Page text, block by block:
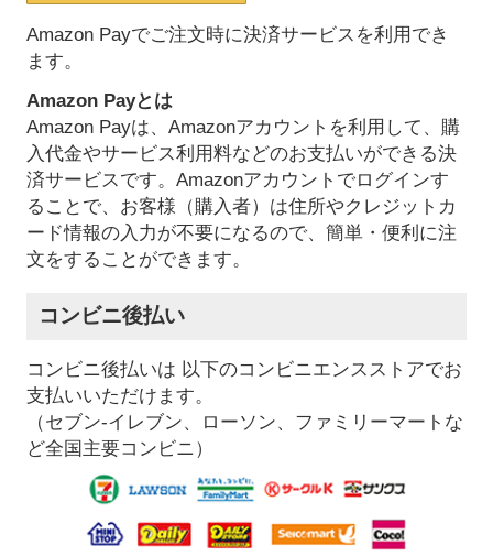
Amazon Payでご注文時に決済サービスを利用でき
ます。
Amazon Payとは
Amazon Payは、Amazonアカウントを利用して、購
入代金やサービス利用料などのお支払いができる決
済サービスです。Amazonアカウントでログインす
ることで、お客様（購入者）は住所やクレジットカ
ード情報の入力が不要になるので、簡単・便利に注
文をすることができます。
コンビニ後払い
コンビニ後払いは 以下のコンビニエンスストアでお
支払いいただけます。
（セブン-イレブン、ローソン、ファミリーマートな
ど全国主要コンビニ）